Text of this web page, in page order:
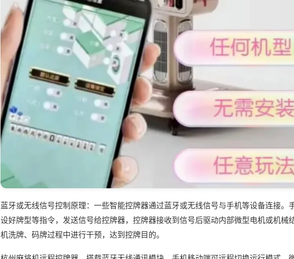
蓝牙或无线信号控制原理：一些智能控牌器通过蓝牙或无线信号与手机等设备连接。
设好牌型等指令，发送信号给控牌器，控牌器接收到信号后驱动内部微型电机或机械
机洗牌、码牌过程中进行干预，达到控牌目的。